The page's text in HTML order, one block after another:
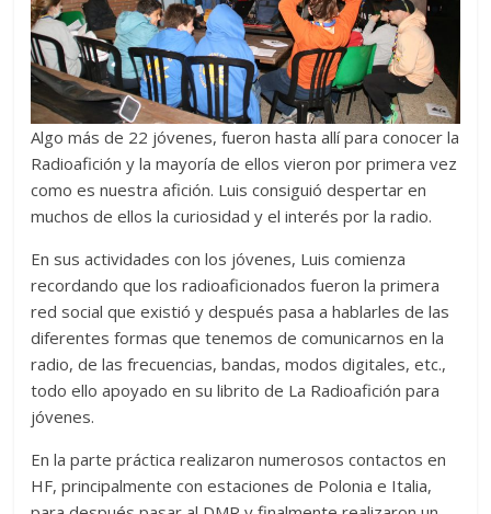
Algo más de 22 jóvenes, fueron hasta allí para conocer la
Radioafición y la mayoría de ellos vieron por primera vez
como es nuestra afición. Luis consiguió despertar en
muchos de ellos la curiosidad y el interés por la radio.
En sus actividades con los jóvenes, Luis comienza
recordando que los radioaficionados fueron la primera
red social que existió y después pasa a hablarles de las
diferentes formas que tenemos de comunicarnos en la
radio, de las frecuencias, bandas, modos digitales, etc.,
todo ello apoyado en su librito de La Radioafición para
jóvenes.
En la parte práctica realizaron numerosos contactos en
HF, principalmente con estaciones de Polonia e Italia,